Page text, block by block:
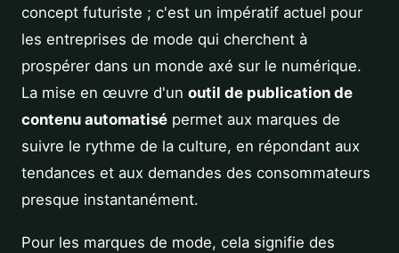
concept futuriste ; c'est un impératif actuel pour
les entreprises de mode qui cherchent à
prospérer dans un monde axé sur le numérique.
La mise en œuvre d'un outil de publication de
contenu automatisé permet aux marques de
suivre le rythme de la culture, en répondant aux
tendances et aux demandes des consommateurs
presque instantanément.
Pour les marques de mode, cela signifie des